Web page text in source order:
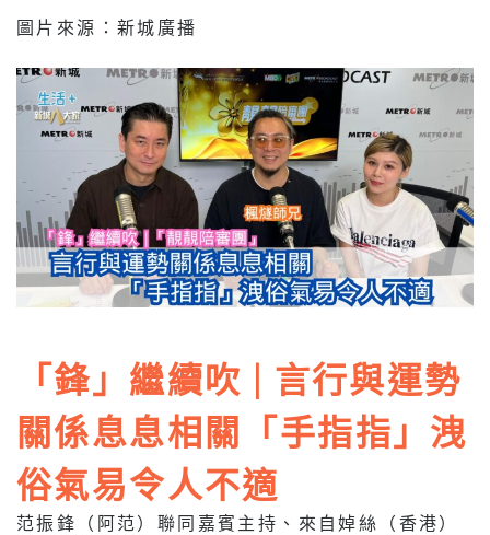
圖片來源：新城廣播
「鋒」繼續吹 | 言行與運勢
關係息息相關「手指指」洩
俗氣易令人不適
范振鋒（阿范）聯同嘉賓主持、來自婥絲（香港）